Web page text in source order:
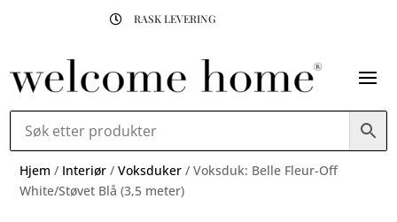
 RASK LEVERING
Hjem / Interiør /Voksduker / Voksduk: Belle Fleur-Off
White/Støvet Blå (3,5 meter)